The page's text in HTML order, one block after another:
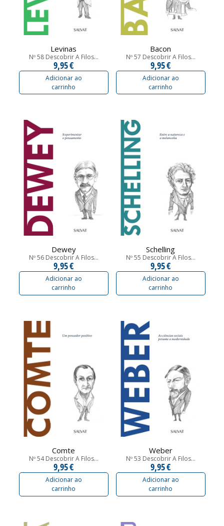
Levinas
Nº 58 Descobrir A Filos...
9,95 €
Adicionar ao
carrinho
Bacon
Nº 57 Descobrir A Filos...
9,95 €
Adicionar ao
carrinho
Dewey
Nº 56 Descobrir A Filos...
9,95 €
Adicionar ao
carrinho
Schelling
Nº 55 Descobrir A Filos...
9,95 €
Adicionar ao
carrinho
Comte
Nº 54 Descobrir A Filos...
9,95 €
Adicionar ao
carrinho
Weber
Nº 53 Descobrir A Filos...
9,95 €
Adicionar ao
carrinho